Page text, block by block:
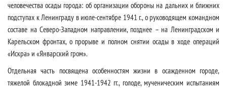
человечества осады города: об организации обороны на дальних и ближних
подступах к Ленинграду в июле-сентябре 1941 г., о руководящем командном
составе на Северо-Западном направлении, позднее – на Ленинградском и
Карельском фронтах, о прорыве и полном снятии осады в ходе операций
«Искра» и «Январский гром».
Отдельная часть посвящена особенностям жизни в осажденном городе,
тяжелой блокадной зиме 1941-1942 гг., голоде, мученическим испытаниям